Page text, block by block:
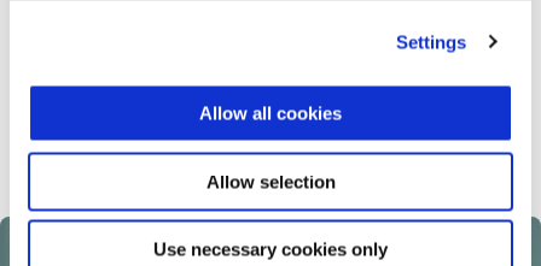
Settings
Allow all cookies
Allow selection
Use necessary cookies only